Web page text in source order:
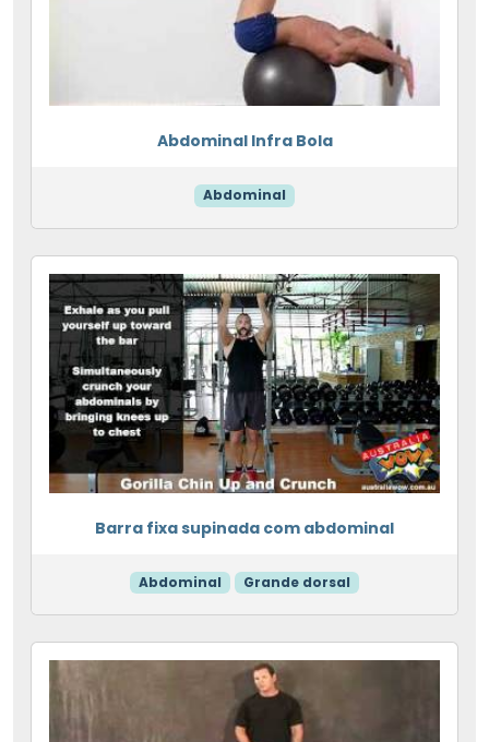
Abdominal Infra Bola
Abdominal
Barra fixa supinada com abdominal
Abdominal Grande dorsal